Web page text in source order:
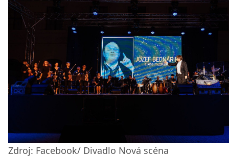
Zdroj: Facebook/ Divadlo Nová scéna